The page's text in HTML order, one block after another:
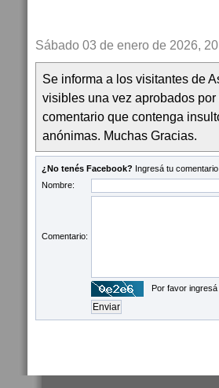
Sábado 03 de enero de 2026,
Se informa a los visitantes de
visibles una vez aprobados
comentario que contenga
anónimas. Muchas Gracias.
¿No tenés Facebook? Ingresá tu
Nombre:
Comentario:
Por favor ingresá